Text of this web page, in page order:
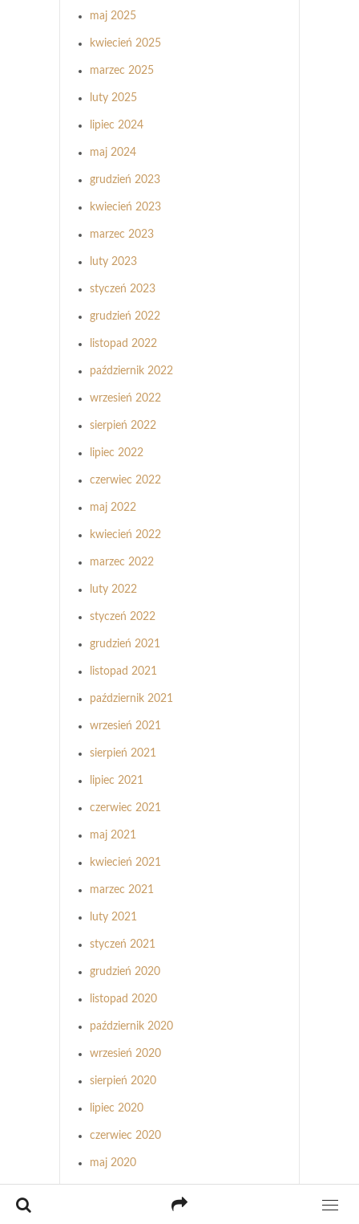
maj 2025
kwiecień 2025
marzec 2025
luty 2025
lipiec 2024
maj 2024
grudzień 2023
kwiecień 2023
marzec 2023
luty 2023
styczeń 2023
grudzień 2022
listopad 2022
październik 2022
wrzesień 2022
sierpień 2022
lipiec 2022
czerwiec 2022
maj 2022
kwiecień 2022
marzec 2022
luty 2022
styczeń 2022
grudzień 2021
listopad 2021
październik 2021
wrzesień 2021
sierpień 2021
lipiec 2021
czerwiec 2021
maj 2021
kwiecień 2021
marzec 2021
luty 2021
styczeń 2021
grudzień 2020
listopad 2020
październik 2020
wrzesień 2020
sierpień 2020
lipiec 2020
czerwiec 2020
maj 2020